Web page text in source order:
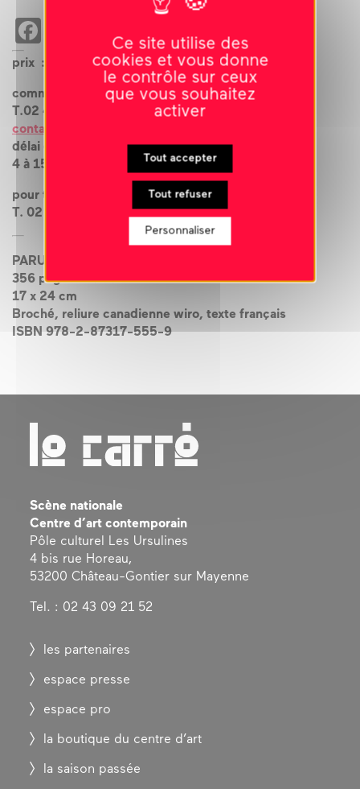
Facebook
WhatsApp
EmailCopy
Link
X
prix : 35€ + frais d’envoi
commande au
T.02 43 09 21 67
contact@le-carre.org
délai de livraison
4 à 15 jours
pour toute commande urgente
T. 02 43 09 21 50
PARUTION JUILLET 2020
356 pages couleur
17 x 24 cm
Broché, reliure canadienne wiro, texte français
ISBN 978-2-87317-555-9
Scène nationale
Centre d’art contemporain
Pôle culturel Les Ursulines
4 bis rue Horeau,
53200 Château-Gontier sur Mayenne
Tel. : 02 43 09 21 52
les partenaires
espace presse
espace pro
la boutique du centre d’art
la saison passée
Ce site utilise des
cookies et vous donne
le contrôle sur ceux
que vous souhaitez
activer
Tout accepter
Tout refuser
Personnaliser